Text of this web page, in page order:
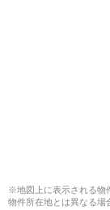
※地図上に表示される物
物件所在地とは異なる場